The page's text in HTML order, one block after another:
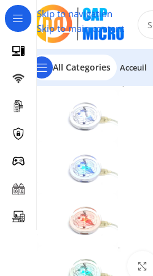
Skip to navigation
Skip to main content
All Categories Acceuil
Accueil/INFORMATIQUE